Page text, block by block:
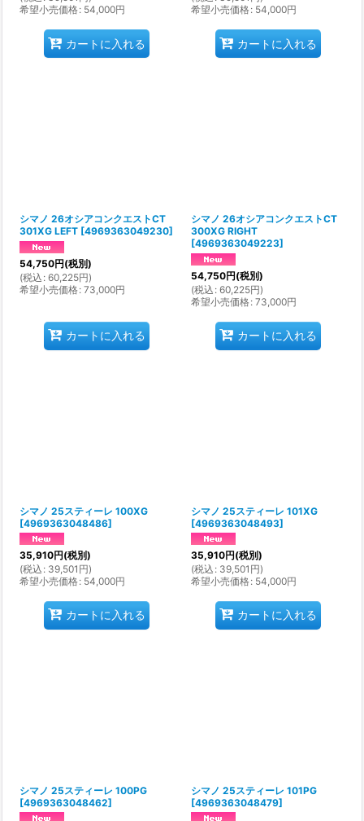
希望小売価格: 54,000円
カートに入れる
希望小売価格: 54,000円
カートに入れる
シマノ 26オシアコンクエストCT
301XG LEFT [4969363049230]
54,750円(税別)
(税込 : 60,225円)
希望小売価格: 73,000円
カートに入れる
シマノ 26オシアコンクエストCT
300XG RIGHT
[4969363049223]
54,750円(税別)
(税込 : 60,225円)
希望小売価格: 73,000円
カートに入れる
シマノ 25スティーレ 100XG
[4969363048486]
35,910円(税別)
(税込 : 39,501 円)
希望小売価格: 54,000円
カートに入れる
シマノ 25スティーレ 101XG
[4969363048493]
35,910円(税別)
(税込 : 39,501 円)
希望小売価格: 54,000円
カートに入れる
シマノ 25スティーレ 100PG
[4969363048462]
シマノ 25スティーレ 101PG
[4969363048479]